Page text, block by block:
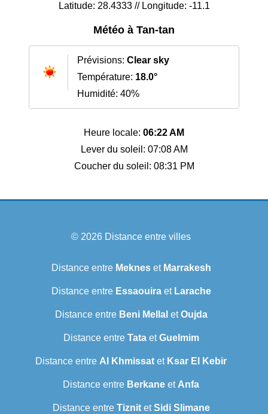
Latitude: 28.4333 // Longitude: -11.1
Météo à Tan-tan
Prévisions: Clear sky
Température: 18.0°
Humidité: 40%
Heure locale: 06:22 AM
Lever du soleil: 07:08 AM
Coucher du soleil: 08:31 PM
© 2026 Distance entre villes
Distance entre Mekneset Marrakesh
Distance entre Essaouiraet Larache
Distance entre Beni Mellal etOujda
Distance entre TataetGuelmim
Distance entre Al Khmissat et Ksar El Kebir
Distance entre Berkane et Anfa
Distance entre TiznitetSidi Slimane